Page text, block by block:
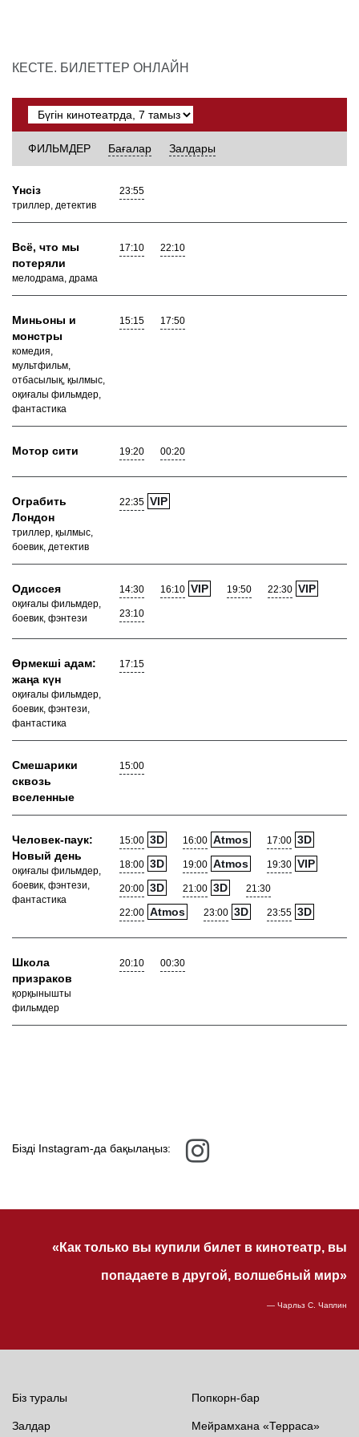
КЕСТЕ. БИЛЕТТЕР ОНЛАЙН
ФИЛЬМДЕР Бағалар Залдары
Yнсiз
триллер, детектив
23:55
Всё, что мы
потеряли
мелодрама, драма
17:10 22:10
Миньоны и
монстры
комедия,
мультфильм,
отбасылық, қылмыс,
оқиғалы фильмдер,
фантастика
15:15 17:50
Мотор сити 19:20 00:20
Ограбить
Лондон
триллер, қылмыс,
боевик, детектив
22:35 VIP
Одиссея
оқиғалы фильмдер,
боевик, фэнтези
14:30 16:10 VIP 19:50 22:30 VIP
23:10
Өрмекші адам:
жаңа күн
оқиғалы фильмдер,
боевик, фэнтези,
фантастика
17:15
Смешарики
сквозь
вселенные
15:00
Человек-паук:
Новый день
оқиғалы фильмдер,
боевик, фэнтези,
фантастика
15:00 3D 16:00 Atmos 17:00 3D
18:00 3D 19:00 Atmos 19:30 VIP
20:00 3D 21:00 3D 21:30
22:00 Atmos 23:00 3D 23:55 3D
Школа
призраков
қорқынышты
фильмдер
20:10 00:30
Бізді Instagram-да бақылаңыз:
«Как только вы купили билет в кинотеатр, вы
попадаете в другой, волшебный мир»
— Чарльз С. Чаплин
Біз туралы
Залдар
Попкорн-бар
Мейрамхана «Терраса»